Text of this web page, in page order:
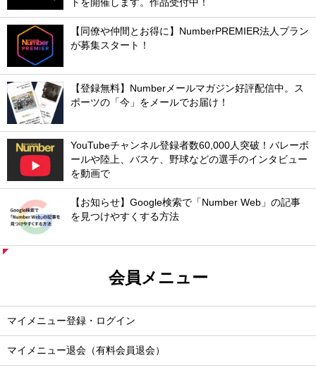
トを開催します。作品受付中！
【同僚や仲間とお得に】NumberPREMIER法人プラン
が募集スタート！
【登録無料】Numberメールマガジン好評配信中。ス
ポーツの「今」をメールでお届け！
YouTubeチャンネル登録者数60,000人突破！バレーボ
ールや陸上、バスケ、野球などの選手のインタビュー
を動画で
【お知らせ】Google検索で「Number Web」の記事
を見つけやすくする方法
会員メニュー
マイメニュー登録・ログイン
マイメニュー退会（有料会員退会）